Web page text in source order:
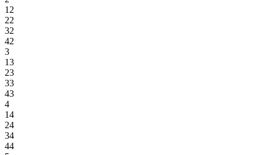
12
22
32
42
3
13
23
33
43
4
14
24
34
44